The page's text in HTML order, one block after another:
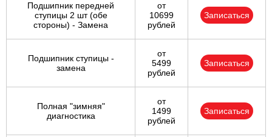
Подшипник передней
ступицы 2 шт (обе
стороны) - Замена
от
10699
рублей
Записаться
Подшипник ступицы -
замена
от
5499
рублей
Записаться
Полная "зимняя"
диагностика
от
1499
рублей
Записаться